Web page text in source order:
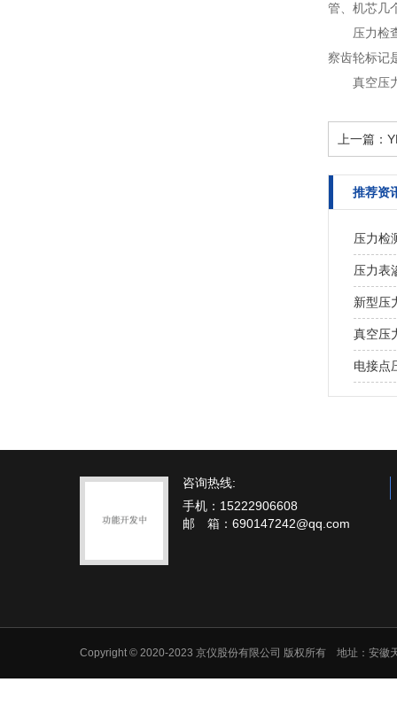
管、机芯几
压力检
察齿轮标记
真空压
上一篇：
推荐资
压力检
压力表
新型压
真空压
电接点
咨询热线:
手机：15222906608
邮 箱：690147242@qq.com
Copyright © 2020-2023 京仪股份有限公司 版权所有 地址：安